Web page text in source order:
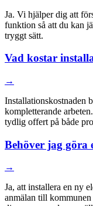
Ja. Vi hjälper dig att
funktion så att du kan
tryggt sätt.
Vad kostar
→
Installationskostnaden
kompletterande
tydlig offert på både
Behöver jag göra
→
Ja, att installera en ny
anmälan till